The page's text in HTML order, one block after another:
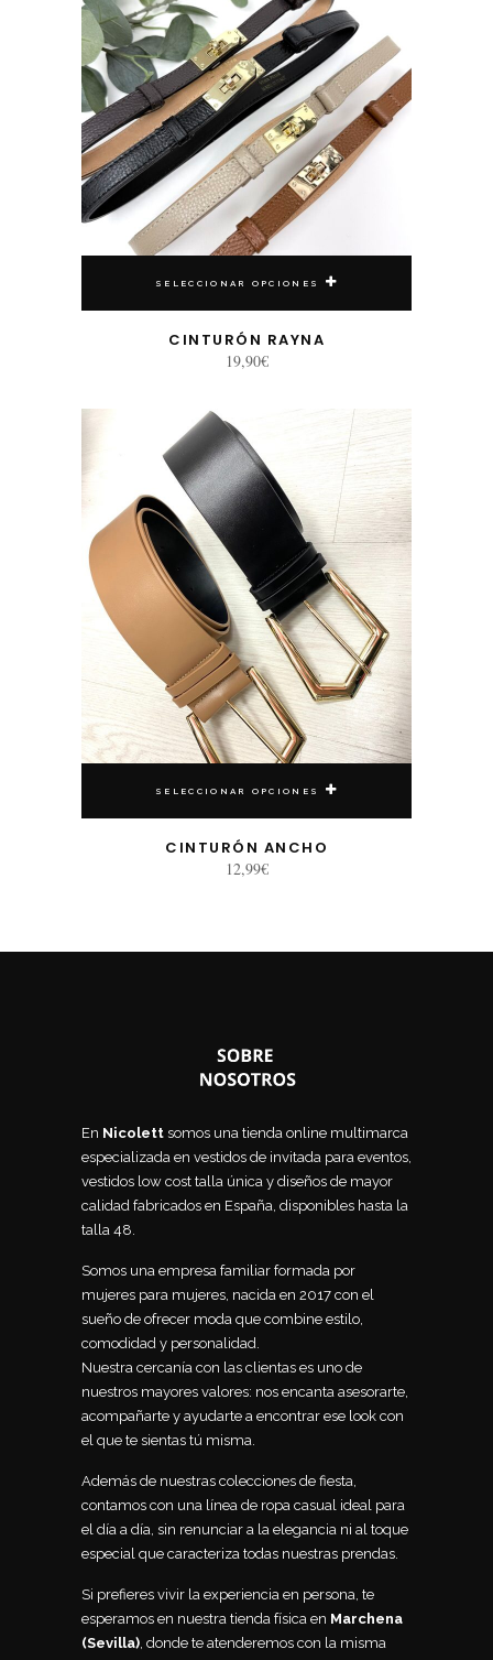
SELECCIONAR OPCIONES
CINTURÓN RAYNA
19,90€
SELECCIONAR OPCIONES
CINTURÓN ANCHO
12,99€
En Nicolett somos una tienda online multimarca
especializada en vestidos de invitada para eventos,
vestidos low cost talla única y diseños de mayor
calidad fabricados en España, disponibles hasta la
talla 48.
Somos una empresa familiar formada por
mujeres para mujeres, nacida en 2017 con el
sueño de ofrecer moda que combine estilo,
comodidad y personalidad.
Nuestra cercanía con las clientas es uno de
nuestros mayores valores: nos encanta asesorarte,
acompañarte y ayudarte a encontrar ese look con
el que te sientas tú misma.
Además de nuestras colecciones de fiesta,
contamos con una línea de ropa casual ideal para
el día a día, sin renunciar a la elegancia ni al toque
especial que caracteriza todas nuestras prendas.
Si prefieres vivir la experiencia en persona, te
esperamos en nuestra tienda física en Marchena
(Sevilla), donde te atenderemos con la misma